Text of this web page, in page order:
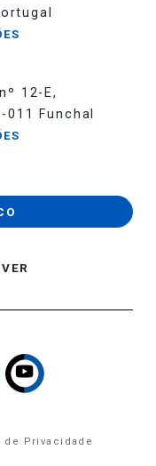
12-E,
011 Funchal
de Privacidade